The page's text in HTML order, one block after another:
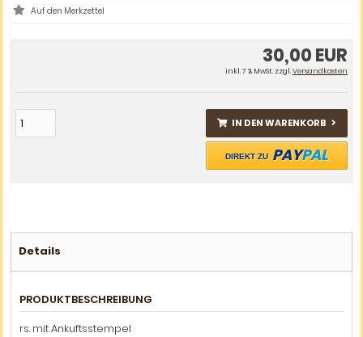
30,00 EUR
inkl. 7 % MwSt. zzgl.Versandkosten
IN DEN WARENKORB
DIREKT ZU PAYPAL
Details
PRODUKTBESCHREIBUNG
rs. mit Ankuftsstempel